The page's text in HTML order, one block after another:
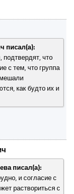
писал(а):
подтвердят, что
с тем, что группа
как будто их и
писал(а):
и согласие с
раствориться с